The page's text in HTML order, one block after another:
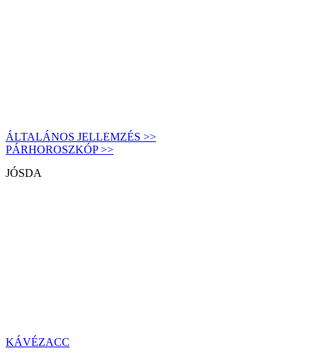
ÁLTALÁNOS JELLEMZÉS >>
PÁRHOROSZKÓP >>
JÓSDA
KÁVÉZACC